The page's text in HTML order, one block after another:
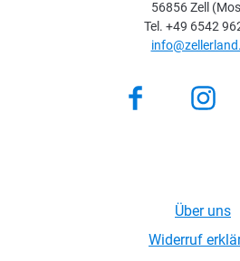
56856 Zell
Tel. +49 6542
Facebook
Über uns
Widerruf